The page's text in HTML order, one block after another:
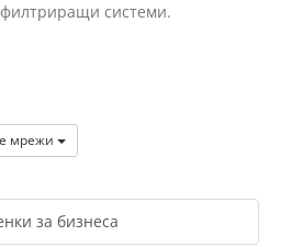
филтриращи системи.
мрежи
за бизнеса